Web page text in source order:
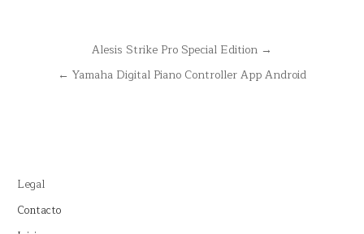
NavegaciónAlesis Strike Pro Special Edition →
← Yamaha Digital Piano Controller App Android
Legal
Contacto